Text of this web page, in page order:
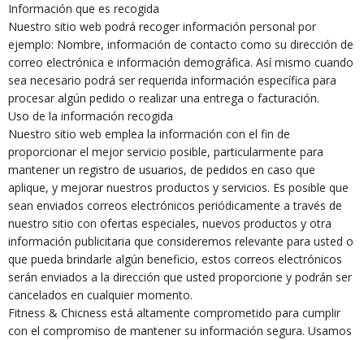
Información que es recogida
Nuestro sitio web podrá recoger información personal por
ejemplo: Nombre, información de contacto como su dirección de
correo electrónica e información demográfica. Así mismo cuando
sea necesario podrá ser requerida información específica para
procesar algún pedido o realizar una entrega o facturación.
Uso de la información recogida
Nuestro sitio web emplea la información con el fin de
proporcionar el mejor servicio posible, particularmente para
mantener un registro de usuarios, de pedidos en caso que
aplique, y mejorar nuestros productos y servicios. Es posible que
sean enviados correos electrónicos periódicamente a través de
nuestro sitio con ofertas especiales, nuevos productos y otra
información publicitaria que consideremos relevante para usted o
que pueda brindarle algún beneficio, estos correos electrónicos
serán enviados a la dirección que usted proporcione y podrán ser
cancelados en cualquier momento.
Fitness & Chicness está altamente comprometido para cumplir
con el compromiso de mantener su información segura. Usamos